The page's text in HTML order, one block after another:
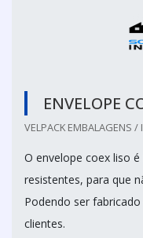
ENVELOPE
VELPACK EMBALAGENS
O envelope coex liso
resistentes, para que
Podendo ser
clientes.